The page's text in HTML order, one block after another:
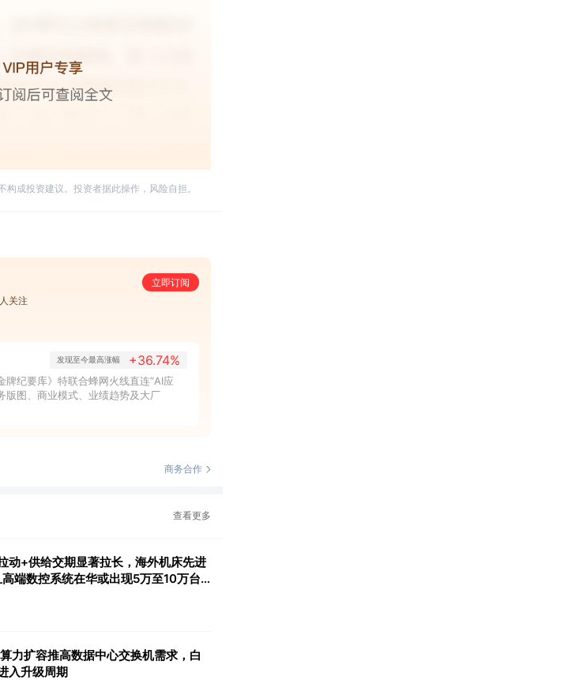
成投资建议。投资者据此操作，风险自担。
立即订阅
关注
发现至今最高涨幅 +36.74%
纪要库》特联合蜂网火线直连“AI应
版图、商业模式、业绩趋势及大厂
商务合作
查看更多
动+供给交期显著拉长，海外机床先进
端数控系统在华或出现5万至10万台
力扩容推高数据中心交换机需求，白
入升级周期